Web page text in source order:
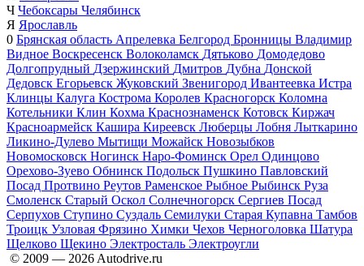
Ч Чебоксары Челябинск
Я Ярославль
0 Брянская область Апрелевка Белгород Бронницы Владимир
Видное Воскресенск Волоколамск Дятьково Домодедово
Долгопрудный Дзержинский Дмитров Дубна Донской
Дедовск Егорьевск Жуковский Звенигород Ивантеевка Истра
Клинцы Калуга Кострома Королев Красногорск Коломна
Котельники Клин Кохма Краснознаменск Котовск Киржач
Красноармейск Кашира Киреевск Люберцы Лобня Лыткарино
Ликино-Дулево Мытищи Можайск Новозыбков
Новомосковск Ногинск Наро-Фоминск Орел Одинцово
Орехово-Зуево Обнинск Подольск Пушкино Павловский
Посад Протвино Реутов Раменское Рыбное Рыбинск Руза
Смоленск Старый Оскол Солнечногорск Сергиев Посад
Серпухов Ступино Суздаль Семилуки Старая Купавна Тамбов
Троицк Узловая Фрязино Химки Чехов Черноголовка Шатура
Щелково Щекино Электросталь Электроугли
© 2009 — 2026 Autodrive.ru